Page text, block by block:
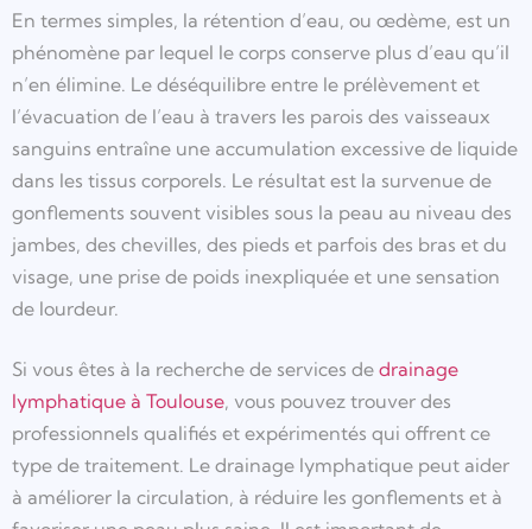
En termes simples, la rétention d’eau, ou œdème, est un
phénomène par lequel le corps conserve plus d’eau qu’il
n’en élimine. Le déséquilibre entre le prélèvement et
l’évacuation de l’eau à travers les parois des vaisseaux
sanguins entraîne une accumulation excessive de liquide
dans les tissus corporels. Le résultat est la survenue de
gonflements souvent visibles sous la peau au niveau des
jambes, des chevilles, des pieds et parfois des bras et du
visage, une prise de poids inexpliquée et une sensation
de lourdeur.
Si vous êtes à la recherche de services de drainage
lymphatique à Toulouse, vous pouvez trouver des
professionnels qualifiés et expérimentés qui offrent ce
type de traitement. Le drainage lymphatique peut aider
à améliorer la circulation, à réduire les gonflements et à